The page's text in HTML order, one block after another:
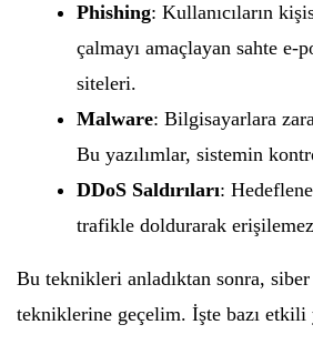
Phishing: Kullanıcıların
çalmayı amaçlayan sahte e-
siteleri.
Malware: Bilgisayarlara
Bu yazılımlar, sistemin
DDoS Saldırıları:
trafikle doldurarak
Bu teknikleri anladıktan sonra,
tekniklerine geçelim. İşte bazı etkili